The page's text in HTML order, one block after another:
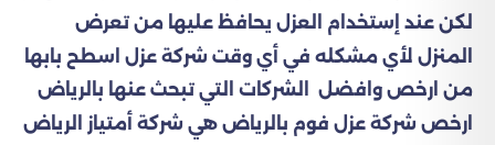
لكن عند إستخدام العزل يحافظ عليها من تعرض
المنزل لأي مشكله في أي وقت شركة عزل اسطح بابها
من ارخص وافضل الشركات التي تبحث عنها بالرياض
ارخص شركة عزل فوم بالرياض هي شركة أمتياز الرياض